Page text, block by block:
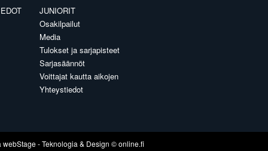
JUNIORIT
Osakilpailut
Media
Tulokset ja sarjapisteet
Sarjasäännöt
Voittajat kautta aikojen
Yhteystiedot
webStage- Teknologia & Design ©online.fi